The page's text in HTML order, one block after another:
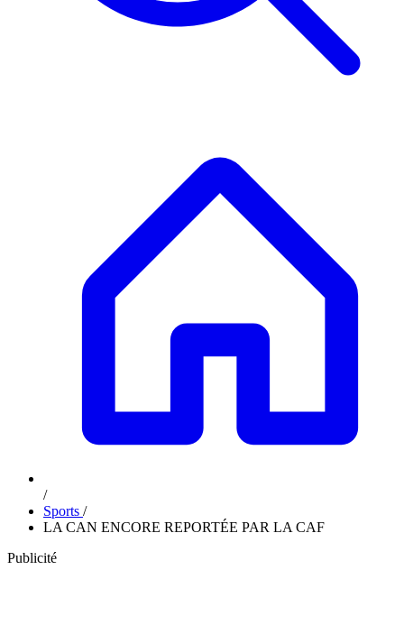
/
Sports /
LA CAN ENCORE REPORTÉE PAR LA CAF
Publicité